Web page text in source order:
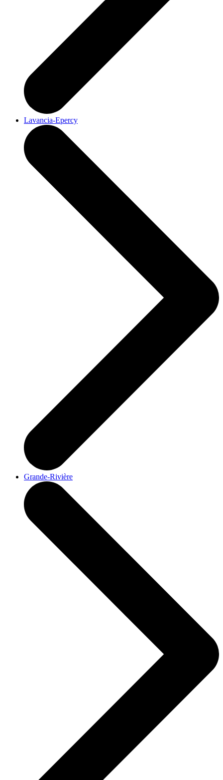
Lavancia-Epercy
Grande-Rivière